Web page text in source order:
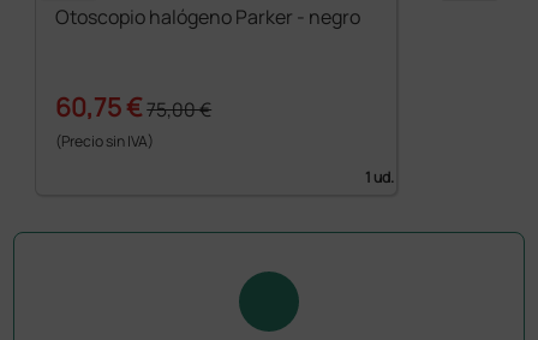
Otoscopio halógeno Parker - negro
60,75 €75,00 €
(Precio sin IVA)
1 ud.